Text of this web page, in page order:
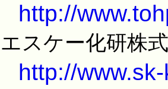
http://
エスケー化研株
http://